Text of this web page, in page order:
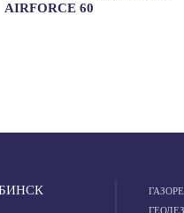
AIRFORCE 60